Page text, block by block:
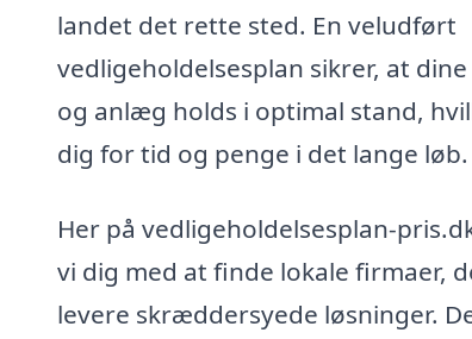
landet det rette sted. En veludført
vedligeholdelsesplan sikrer, at
og anlæg holds i optimal stand,
dig for tid og penge i det lange løb.
Her på vedligeholdelsesplan-
vi dig med at finde lokale firmaer,
levere skræddersyede løsninger.